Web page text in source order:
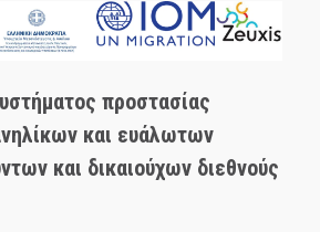
προστασίας
και ευάλωτων
και δικαιούχων διεθνούς